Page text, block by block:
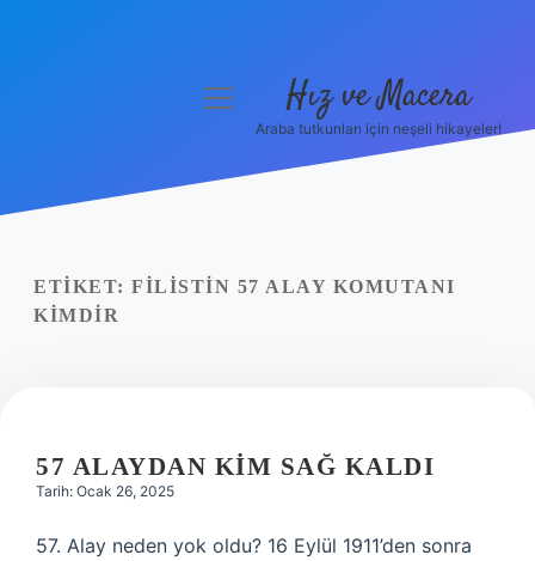
Yasal Uyarı
menüyü
Hız ve Macera
Araba tutkunları için neşeli hikayeler!
ETIKET: FILISTIN 57 ALAY KOMUTANI
KIMDIR
57 ALAYDAN KIM SAĞ KALDI
Tarih: Ocak 26, 2025
57. Alay neden yok oldu? 16 Eylül 1911’den sonra